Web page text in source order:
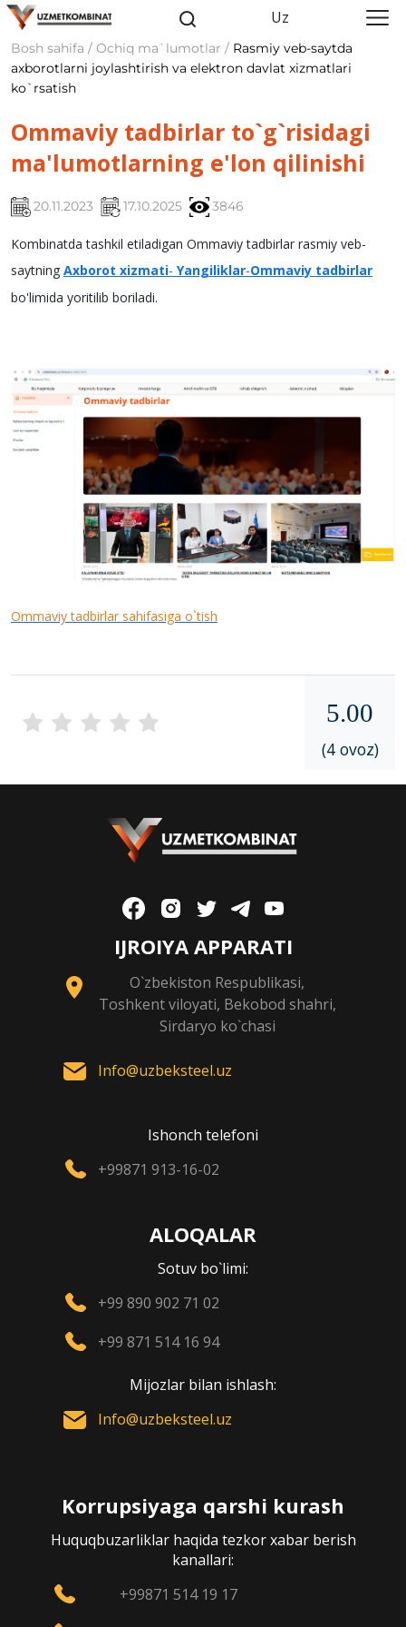
Uz
Bosh sahifa / Ochiq ma`lumotlar / Rasmiy veb-saytda
axborotlarni joylashtirish va elektron davlat xizmatlari
ko`rsatish
Ommaviy tadbirlar to`g`risidagi
ma'lumotlarning e'lon qilinishi
20.11.2023 17.10.2025 3846
Kombinatda tashkil etiladigan Ommaviy tadbirlar rasmiy veb-
saytning Axborot xizmati- Yangiliklar-Ommaviy tadbirlar
bo'limida yoritilib boriladi.
Ommaviy tadbirlar sahifasiga o`tish
5.00
(4 ovoz)
IJROIYA APPARATI
O`zbekiston Respublikasi,
Toshkent viloyati, Bekobod shahri,
Sirdaryo ko`chasi
Info@uzbeksteel.uz
Ishonch telefoni
+99871 913-16-02
ALOQALAR
Sotuv bo`limi:
+99 890 902 71 02
+99 871 514 16 94
Mijozlar bilan ishlash:
Info@uzbeksteel.uz
Korrupsiyaga qarshi kurash
Huquqbuzarliklar haqida tezkor xabar berish
kanallari:
+99871 514 19 17